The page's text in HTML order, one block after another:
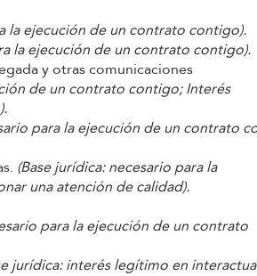
la ejecución de un contrato contigo).
la ejecución de un contrato contigo).
y otras comunicaciones
de un contrato contigo; Interés
para la ejecución de un contrato
(Base jurídica: necesario para la
una atención de calidad).
para la ejecución de un contrato
jurídica: interés legítimo en